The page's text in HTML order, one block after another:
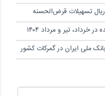
ملی ایران در گمرکات کشور